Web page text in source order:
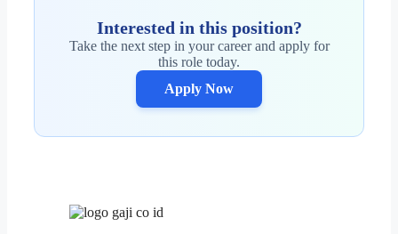
Interested in this position?
Take the next step in your career and apply for
this role today.
Apply Now